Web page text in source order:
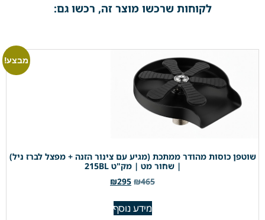
לקוחות שרכשו מוצר זה, רכשו גם:
מבצע!
שוטפן כוסות מהודר ממתכת (מגיע עם צינור הזנה + מפצל לברז ניל)
| שחור מט | מק"ט 215BL
₪465
₪295
מידע נוסף